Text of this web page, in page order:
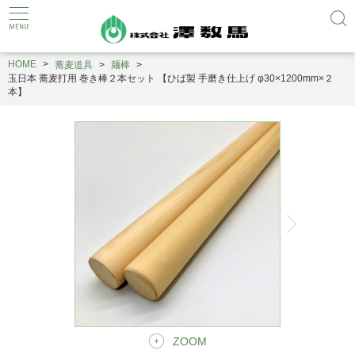
HOME 蕎麦道具
麺棒
玉日本 蕎麦打用 巻き棒２本セット 【ひば製 手磨き仕上げ φ30×1200mm×２
本】
ZOOM